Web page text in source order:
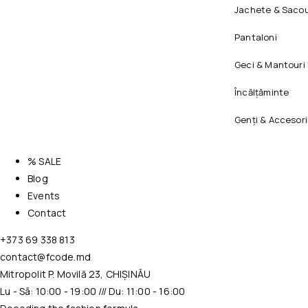
Jachete &
Pantaloni
Geci & Mantouri
Încălțăminte
Genți &
% SALE
Blog
Events
Contact
+373 69 338 813
contact@fcode.md
Mitropolit P. Movilă 23, CHIȘINĂU
Lu - Sâ: 10:00 - 19:00 /// Du: 11:00 - 16:00